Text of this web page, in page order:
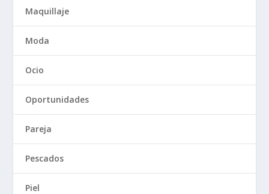
Maquillaje
Moda
Ocio
Oportunidades
Pareja
Pescados
Piel